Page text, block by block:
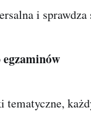
i
tematyczne,